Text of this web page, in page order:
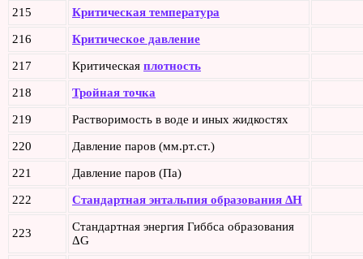
215 Критическая температура
216 Критическое давление
217 Критическая плотность
218 Тройная точка
219 Растворимость в воде и иных жидкостях
220 Давление паров (мм.рт.ст.)
221 Давление паров (Па)
222 Стандартная энтальпия образования ΔH
223
Стандартная энергия Гиббса образования
ΔG